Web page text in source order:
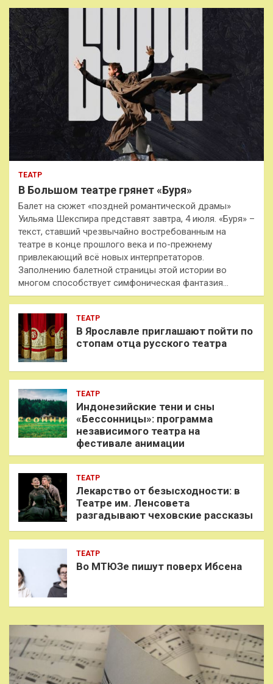
ТЕАТР
В Большом театре грянет «Буря»
Балет на сюжет «поздней романтической драмы»
Уильяма Шекспира представят завтра, 4 июля. «Буря» –
текст, ставший чрезвычайно востребованным на
театре в конце прошлого века и по-прежнему
привлекающий всё новых интерпретаторов.
Заполнению балетной страницы этой истории во
многом способствует симфоническая фантазия…
ТЕАТР
В Ярославле приглашают пойти по
стопам отца русского театра
ТЕАТР
Индонезийские тени и сны
«Бессонницы»: программа
независимого театра на
фестивале анимации
ТЕАТР
Лекарство от безысходности: в
Театре им. Ленсовета
разгадывают чеховские рассказы
ТЕАТР
Во МТЮЗе пишут поверх Ибсена